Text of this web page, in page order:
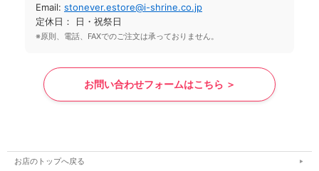
Email: stonever.estore@i-shrine.co.jp
定休日： 日・祝祭日
※原則、電話、FAXでのご注文は承っておりません。
お問い合わせフォームはこちら ＞
お店のトップへ戻る